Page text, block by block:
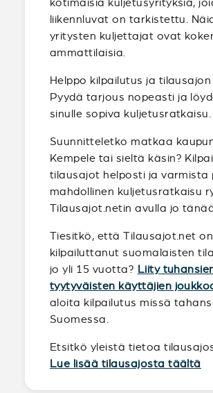
kotimaisia kuljetusyrityksiä,
liikennluvat on tarkistettu.
yritysten kuljettajat ovat
ammattilaisia.
Helppo kilpailutus ja
Pyydä tarjous nopeasti ja
sinulle sopiva kuljetusratkaisu.
Suunnitteletko matkaa
Kempele tai sieltä käsin?
tilausajot helposti ja varmista
mahdollinen kuljetusratkaisu
Tilausajot.netin avulla jo
Tiesitkö, että Tilausajot.net on
kilpailuttanut suomalaisten
jo yli 15 vuotta? Liity
tyytyväisten käyttäjien
aloita kilpailutus missä
Suomessa.
Etsitkö yleistä tietoa
Lue lisää tilausajosta täältä